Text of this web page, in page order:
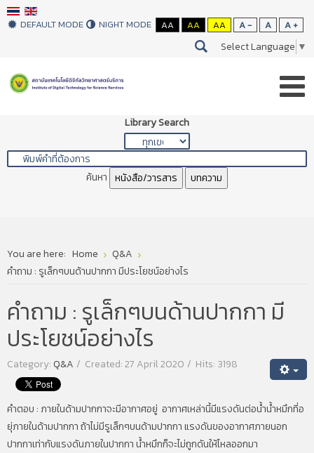
DEFAULT MODE NIGHT MODE AA AA AA A - A A +
Select Language ▼
Library Search
ค้นหา หนังสือ/วารสาร บทความ
You are here: Home
Q&A
คำถาม : รูเล็กๆบนด้านปากกา มีประโยชน์อย่างไร
คำถาม : รูเล็กๆบนด้านปากกา มี
ประโยชน์อย่างไร
Category:Q&A Created: 27 April 2020 Hits: 3198
คำตอบ : ภายในด้ามปากกาจะมีอากาศอยู่ อากาศเหล่านี้มีแรงดันต่อน้ำน้ำหมึกที่อ
ยุ่ภายในด้ามปากกา ถ้าไม่มีรูเล็กๆบนด้ามปากกา แรงดันของอากาศภายนอก
ปากกาเท่ากับแรงดันภายในปากกา น้ำหมึกก็จะไม่ถูกดันให้ไหลออกมา